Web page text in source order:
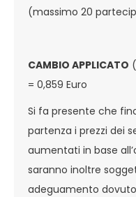
(massimo 20
CAMBIO APPLICATO
= 0,859 Euro
Si fa presente che
partenza i prezzi dei
aumentati in base
saranno inoltre
adeguamento